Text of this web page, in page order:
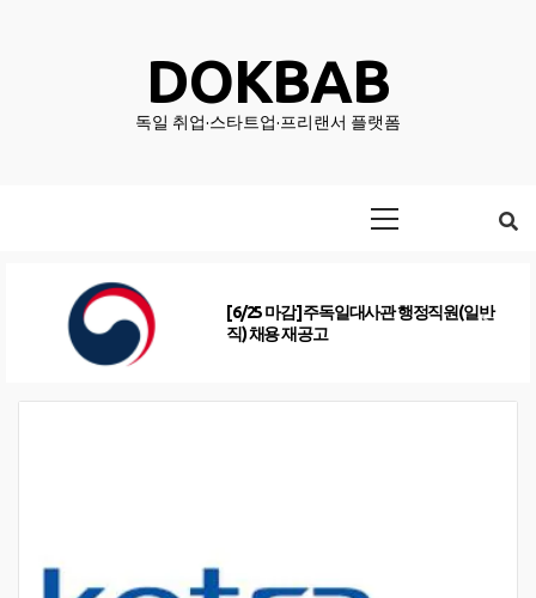
DOKBAB
독일 취업·스타트업·프리랜서 플랫폼
[6/25 마감] 주독일대사관 행정직원(일반
직) 채용 재공고